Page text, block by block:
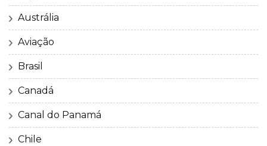
Austrália
Aviação
Brasil
Canadá
Canal do Panamá
Chile